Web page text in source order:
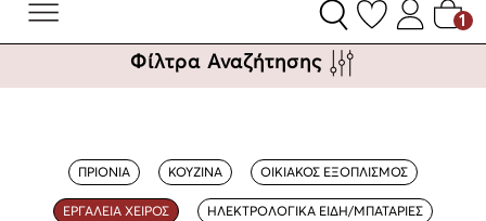
1
Φίλτρα Αναζήτησης
ΠΡΙΟΝΙΑ ΚΟΥΖΙΝΑ ΟΙΚΙΑΚΟΣ ΕΞΟΠΛΙΣΜΟΣ
ΕΡΓΑΛΕΙΑ ΧΕΙΡΟΣ ΗΛΕΚΤΡΟΛΟΓΙΚΑ ΕΙΔΗ/ΜΠΑΤΑΡΙΕΣ